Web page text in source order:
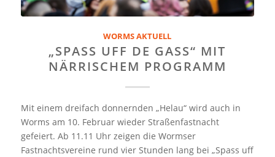
WORMS AKTUELL
„SPASS UFF DE GASS“ MIT
NÄRRISCHEM PROGRAMM
Mit einem dreifach donnernden „Helau“ wird auch in
Worms am 10. Februar wieder Straßenfastnacht
gefeiert. Ab 11.11 Uhr zeigen die Wormser
Fastnachtsvereine rund vier Stunden lang bei „Spass uff